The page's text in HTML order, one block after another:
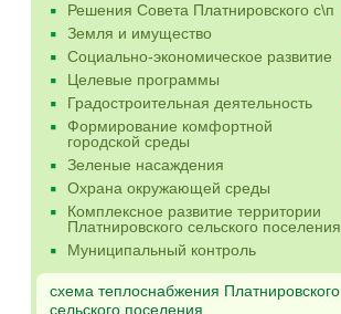
Решения Совета Платнировского с\п
Земля и имущество
Социально-экономическое развитие
Целевые программы
Градостроительная деятельность
Формирование комфортной
городской среды
Зеленые насаждения
Охрана окружающей среды
Комплексное развитие территории
Платнировского сельского поселения
Муниципальный контроль
схема теплоснабжения Платнировского
сельского поселения